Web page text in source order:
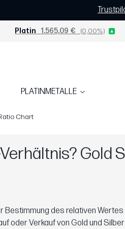
Platin 1.565,09 € (0,00%)
PLATINMETALLE
Chart
Gold
Bestimmung des relativen
oder Verkauf von Gold und